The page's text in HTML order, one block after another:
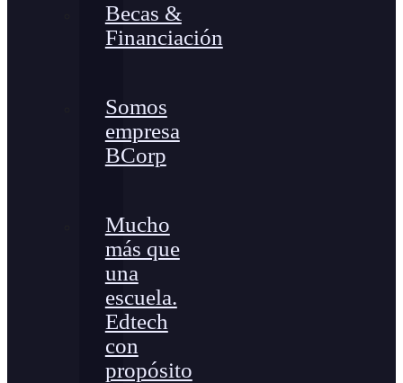
Becas &
Financiación
Somos
empresa
BCorp
Mucho
más que
una
escuela.
Edtech
con
propósito